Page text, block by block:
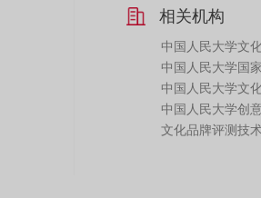
相关机构
中国人民大学文
中国人民大学国
中国人民大学文
中国人民大学创
文化品牌评测技